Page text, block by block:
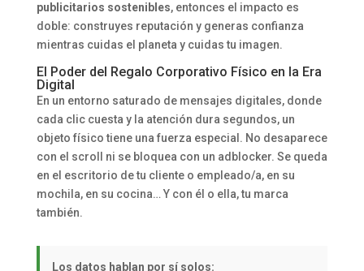
publicitarios sostenibles, entonces el impacto es
doble: construyes reputación y generas confianza
mientras cuidas el planeta y cuidas tu imagen.
El Poder del Regalo Corporativo Físico en la Era
Digital
En un entorno saturado de mensajes digitales, donde
cada clic cuesta y la atención dura segundos, un
objeto físico tiene una fuerza especial. No desaparece
con el scroll ni se bloquea con un adblocker. Se queda
en el escritorio de tu cliente o empleado/a, en su
mochila, en su cocina… Y con él o ella, tu marca
también.
Los datos hablan por sí solos: